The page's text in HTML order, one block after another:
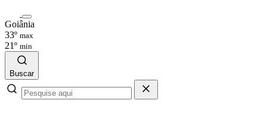
Goiânia
33º max
21º min
Buscar